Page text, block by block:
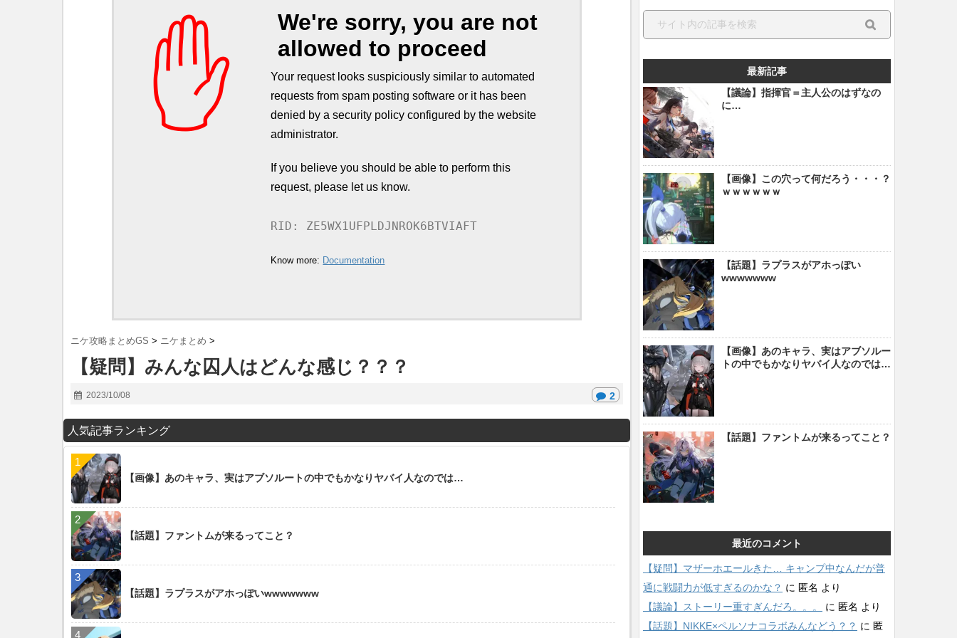
✋
We're sorry, you are not
allowed to proceed
Your request looks suspiciously similar to automated
requests from spam posting software or it has been
denied by a security policy configured by the website
administrator.
If you believe you should be able to perform this
request, please let us know.
RID: ZE5WX1UFPLDJNROK6BTVIAFT
Know more: Documentation
ニケ攻略まとめGS > ニケまとめ >
【疑問】みんな囚人はどんな感じ？？？
2023/10/08 2
人気記事ランキング
【画像】あのキャラ、実はアブソルートの中でもかなりヤバイ人なのでは…
【話題】ファントムが来るってこと？
【話題】ラプラスがアホっぽいwwwwwww
最新記事
【議論】指揮官＝主人公のはずなの
に…
【画像】この穴って何だろう・・・？
ｗｗｗｗｗｗ
【話題】ラプラスがアホっぽい
wwwwwww
【画像】あのキャラ、実はアブソルー
トの中でもかなりヤバイ人なのでは…
【話題】ファントムが来るってこと？
最近のコメント
【疑問】マザーホエールきた… キャンプ中なんだが普
通に戦闘力が低すぎるのかな？ に 匿名 より
【議論】ストーリー重すぎんだろ。。。
に 匿名 より
【話題】NIKKE×ペルソナコラボみんなどう？？ に 匿